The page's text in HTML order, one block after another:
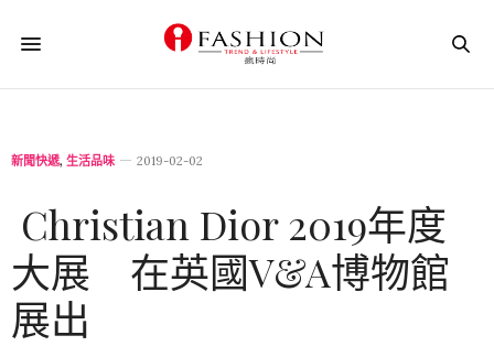
新聞快遞, 生活品味 2019-02-02
Christian Dior 2019年度
大展 在英國V&A博物館
展出